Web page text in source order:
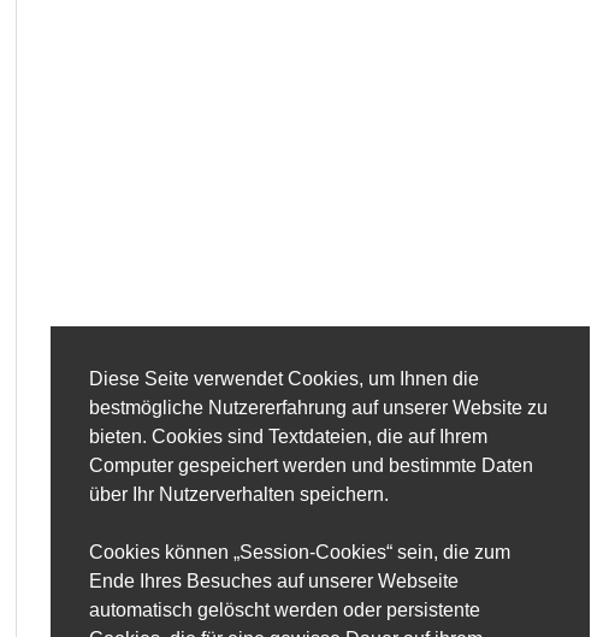
Diese Seite verwendet Cookies, um Ihnen die
bestmögliche Nutzererfahrung auf unserer Website zu
bieten. Cookies sind Textdateien, die auf Ihrem
Computer gespeichert werden und bestimmte Daten
über Ihr Nutzerverhalten speichern.
Cookies können „Session-Cookies“ sein, die zum
Ende Ihres Besuches auf unserer Webseite
automatisch gelöscht werden oder persistente